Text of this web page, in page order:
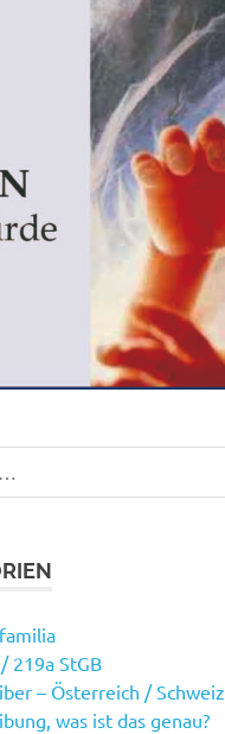
219a StGB
– Österreich / Schweiz
was ist das genau?